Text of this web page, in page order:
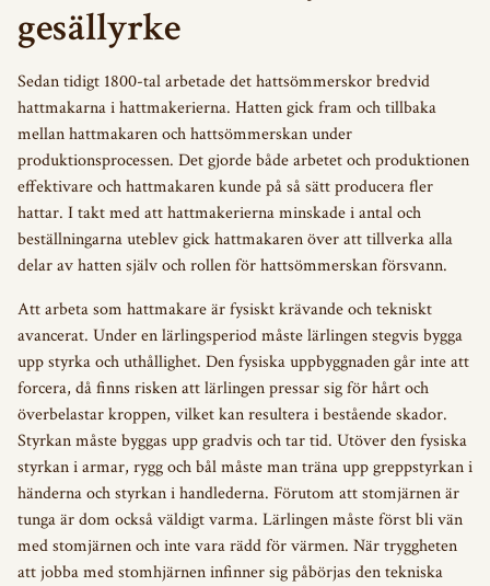
gesällyrke
Sedan tidigt 1800-tal arbetade det hattsömmerskor bredvid
hattmakarna i hattmakerierna. Hatten gick fram och tillbaka
mellan hattmakaren och hattsömmerskan under
produktionsprocessen. Det gjorde både arbetet och produktionen
effektivare och hattmakaren kunde på så sätt producera fler
hattar. I takt med att hattmakerierna minskade i antal och
beställningarna uteblev gick hattmakaren över att tillverka alla
delar av hatten själv och rollen för hattsömmerskan försvann.
Att arbeta som hattmakare är fysiskt krävande och tekniskt
avancerat. Under en lärlingsperiod måste lärlingen stegvis bygga
upp styrka och uthållighet. Den fysiska uppbyggnaden går inte att
forcera, då finns risken att lärlingen pressar sig för hårt och
överbelastar kroppen, vilket kan resultera i bestående skador.
Styrkan måste byggas upp gradvis och tar tid. Utöver den fysiska
styrkan i armar, rygg och bål måste man träna upp greppstyrkan i
händerna och styrkan i handlederna. Förutom att stomjärnen är
tunga är dom också väldigt varma. Lärlingen måste först bli vän
med stomjärnen och inte vara rädd för värmen. När tryggheten
att jobba med stomhjärnen infinner sig påbörjas den tekniska